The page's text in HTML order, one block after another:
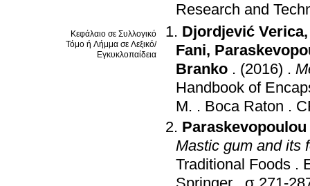
Research and
Κεφάλαιο σε Συλλογικό
Τόμο ή Λήμμα σε Λεξικό/
Εγκυκλοπαίδεια
Djordjević Verica
Fani,
Branko . (2016) .
Handbook of
M. . Boca Raton .
Mastic gum and its
Traditional Foods .